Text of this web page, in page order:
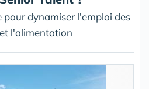
pour dynamiser l'emploi des
l'alimentation